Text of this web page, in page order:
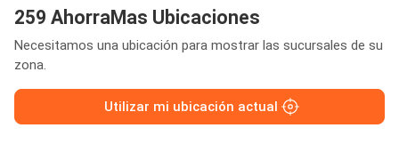
259 AhorraMas Ubicaciones
Necesitamos una ubicación para mostrar las sucursales de su
zona.
Utilizar mi ubicación actual